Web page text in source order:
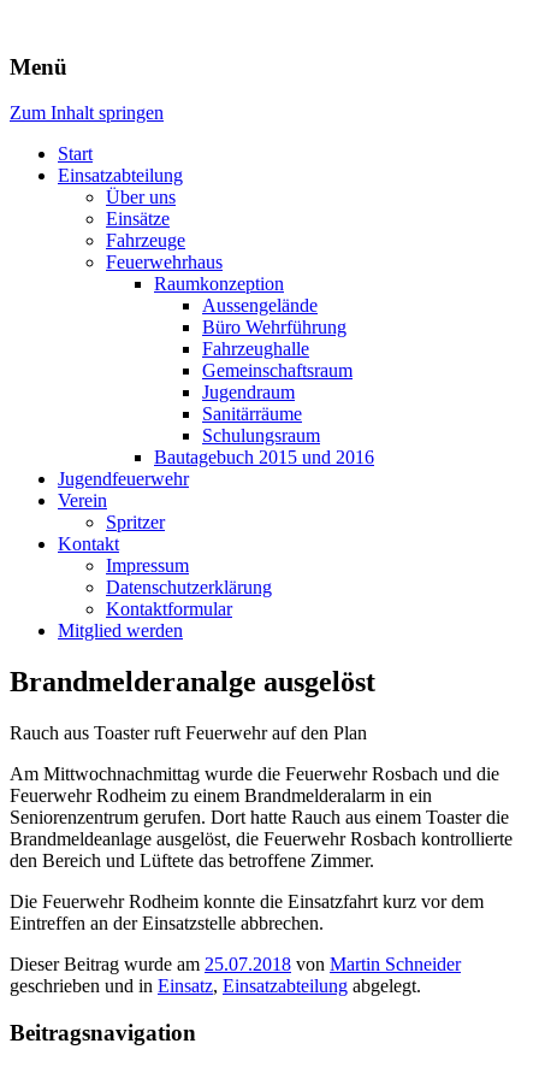
Freiwillige Feuerwehr Rodheim
v.d.H.
Menü
Zum Inhalt springen
Start
Einsatzabteilung
Über uns
Einsätze
Fahrzeuge
Feuerwehrhaus
Raumkonzeption
Aussengelände
Büro Wehrführung
Fahrzeughalle
Gemeinschaftsraum
Jugendraum
Sanitärräume
Schulungsraum
Bautagebuch 2015 und 2016
Jugendfeuerwehr
Verein
Spritzer
Kontakt
Impressum
Datenschutzerklärung
Kontaktformular
Mitglied werden
Brandmelderanalge ausgelöst
Rauch aus Toaster ruft Feuerwehr auf den Plan
Am Mittwochnachmittag wurde die Feuerwehr Rosbach und die
Feuerwehr Rodheim zu einem Brandmelderalarm in ein
Seniorenzentrum gerufen. Dort hatte Rauch aus einem Toaster die
Brandmeldeanlage ausgelöst, die Feuerwehr Rosbach kontrollierte
den Bereich und Lüftete das betroffene Zimmer.
Die Feuerwehr Rodheim konnte die Einsatzfahrt kurz vor dem
Eintreffen an der Einsatzstelle abbrechen.
Dieser Beitrag wurde am 25.07.2018 von Martin Schneider
geschrieben und in Einsatz, Einsatzabteilung abgelegt.
Beitragsnavigation